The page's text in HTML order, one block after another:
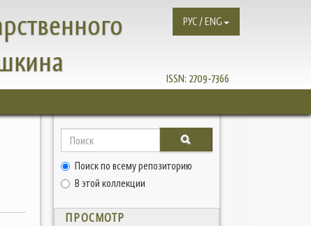
ISSN: 2709-7366
РУС / ENG
Поиск по всему репозиторию
В этой коллекции
ПРОСМОТР